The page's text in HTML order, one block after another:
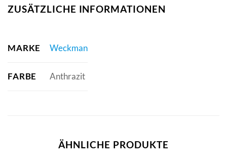
ZUSÄTZLICHE INFORMATIONEN
MARKE Weckman
FARBE Anthrazit
ÄHNLICHE PRODUKTE